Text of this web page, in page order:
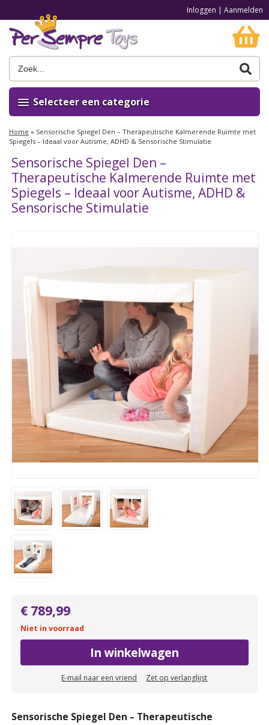
Inloggen | Aanmelden
Selecteer een categorie
Home » Sensorische Spiegel Den – Therapeutische Kalmerende Ruimte met
Spiegels – Ideaal voor Autisme, ADHD & Sensorische Stimulatie
Sensorische Spiegel Den –
Therapeutische Kalmerende Ruimte met
Spiegels – Ideaal voor Autisme, ADHD &
Sensorische Stimulatie
€ 789,99
Niet in voorraad
In winkelwagen
E-mail naar een vriend Zet op verlanglijst
Sensorische Spiegel Den – Therapeutische